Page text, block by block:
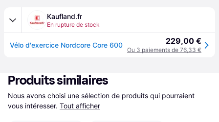
Kaufland.fr
En rupture de stock
Vélo d'exercice Nordcore Core 600 229,00 €
Ou 3 paiements de 76,33 €
Produits similaires
Nous avons choisi une sélection de produits qui pourraient
vous intéresser. Tout afficher